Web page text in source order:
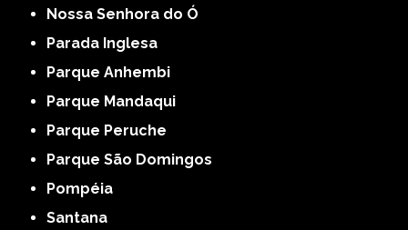
Nossa Senhora do Ó
Parada Inglesa
Parque Anhembi
Parque Mandaqui
Parque Peruche
Parque São Domingos
Pompéia
Santana